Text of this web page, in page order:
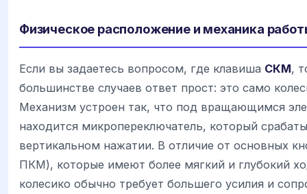
Физическое расположение и механика
Если вы задаетесь вопросом, где клавиша СКМ,
большинстве случаев ответ прост: это само
Механизм устроен так, что под вращающимся
находится микропереключатель, который
вертикальном нажатии. В отличие от основных
ПКМ), которые имеют более мягкий и глубокий
колесико обычно требует большего усилия и